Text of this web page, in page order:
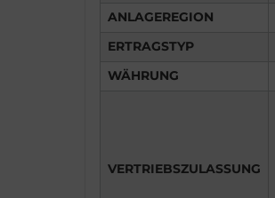
ANLAGEREGION
ERTRAGSTYP
WÄHRUNG
VERTRIEBSZULASSUNG